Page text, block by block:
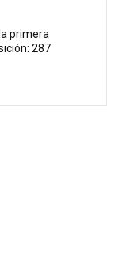
primera
287